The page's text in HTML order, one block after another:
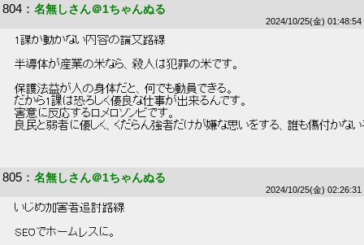
804 ： 名無しさん＠1ちゃんぬる
2024/10/25(金) 01:48:54
1課が動かない内容の論文路線
半導体が産業の米なら、殺人は犯罪の米です。
保護法益が人の身体だと、何でも動員できる。
だから1課は恐ろしく優良な仕事が出来るんです。
害意に反応するロメロソンビです。
良民と弱者に優しく、くだらん強者だけが嫌な思いをする、誰も傷付かな
805 ： 名無しさん＠1ちゃんぬる
2024/10/25(金) 02:26:31
いじめ加害者追討路線
SEOでホームレスに。